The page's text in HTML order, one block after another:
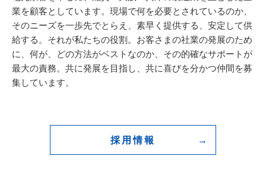
業を顧客としています。現場で何を必要とされているのか、
そのニーズを一歩先でとらえ、素早く提供する、安定して供
給する。それが私たちの役割。お客さまの社業の発展のため
に、何が、どの方法がベストなのか、その的確なサポートが
最大の責務。共に発展を目指し、共に喜びを分かつ仲間を募
集しています。
採用情報